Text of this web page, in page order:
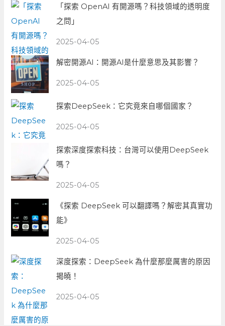
「探索 OpenAI 有開源嗎？科技領域的透明度
之問」
2025-04-05
解密開源AI：開源AI是什麼意思及其影響？
2025-04-05
探索DeepSeek：它究竟來自哪個國家？
2025-04-05
探索深度探索科技：台灣可以使用DeepSeek
嗎？
2025-04-05
《探索 DeepSeek 可以翻譯嗎？解密其真實功
能》
2025-04-05
深度探索：DeepSeek 為什麼那麼厲害的原因
揭曉！
2025-04-05